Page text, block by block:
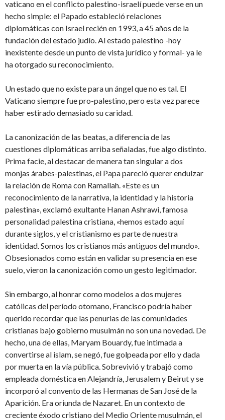
vaticano en el conflicto palestino-israelí puede verse en un
hecho simple: el Papado estableció relaciones
diplomáticas con Israel recién en 1993, a 45 años de la
fundación del estado judío. Al estado palestino -hoy
inexistente desde un punto de vista jurídico y formal- ya le
ha otorgado su reconocimiento.
Un estado que no existe para un ángel que no es tal. El
Vaticano siempre fue pro-palestino, pero esta vez parece
haber estirado demasiado su caridad.
La canonización de las beatas, a diferencia de las
cuestiones diplomáticas arriba señaladas, fue algo distinto.
Prima facie, al destacar de manera tan singular a dos
monjas árabes-palestinas, el Papa pareció querer endulzar
la relación de Roma con Ramallah. «Este es un
reconocimiento de la narrativa, la identidad y la historia
palestina», exclamó exultante Hanan Ashrawi, famosa
personalidad palestina cristiana, «hemos estado aquí
durante siglos, y el cristianismo es parte de nuestra
identidad. Somos los cristianos más antiguos del mundo».
Obsesionados como están en validar su presencia en ese
suelo, vieron la canonización como un gesto legitimador.
Sin embargo, al honrar como modelos a dos mujeres
católicas del período otomano, Francisco podría haber
querido recordar que las penurias de las comunidades
cristianas bajo gobierno musulmán no son una novedad. De
hecho, una de ellas, Maryam Bouardy, fue intimada a
convertirse al islam, se negó, fue golpeada por ello y dada
por muerta en la vía pública. Sobrevivió y trabajó como
empleada doméstica en Alejandría, Jerusalem y Beirut y se
incorporó al convento de las Hermanas de San José de la
Aparición. Era oriunda de Nazaret. En un contexto de
creciente éxodo cristiano del Medio Oriente musulmán, el